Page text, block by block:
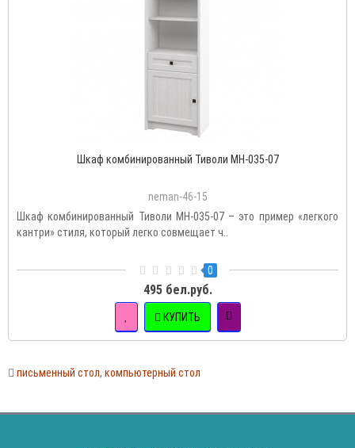
Шкаф комбинированный Тиволи МН-035-07
neman-46-15
Шкаф комбинированный Тиволи МН-035-07 – это пример «легкого
кантри» стиля, который легко совмещает ч..
0
495 бел.руб.
КУПИТЬ
письменный стол, компьютерный стол